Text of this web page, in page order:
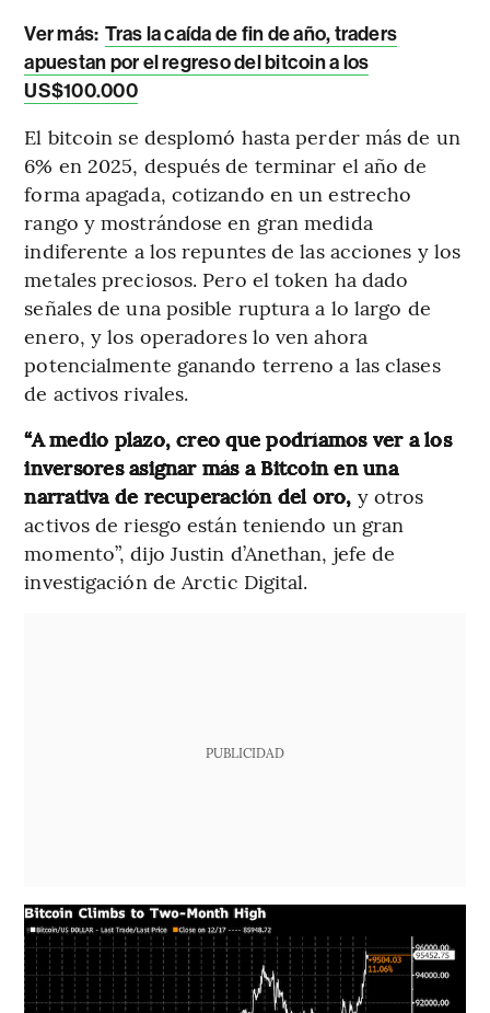
Ver más: Tras la caída de fin de año, traders
apuestan por el regreso del bitcoin a los
US$100.000
El bitcoin se desplomó hasta perder más de un
6% en 2025, después de terminar el año de
forma apagada, cotizando en un estrecho
rango y mostrándose en gran medida
indiferente a los repuntes de las acciones y los
metales preciosos. Pero el token ha dado
señales de una posible ruptura a lo largo de
enero, y los operadores lo ven ahora
potencialmente ganando terreno a las clases
de activos rivales.
“A medio plazo, creo que podríamos ver a los
inversores asignar más a Bitcoin en una
narrativa de recuperación del oro, y otros
activos de riesgo están teniendo un gran
momento”, dijo Justin d’Anethan, jefe de
investigación de Arctic Digital.
PUBLICIDAD